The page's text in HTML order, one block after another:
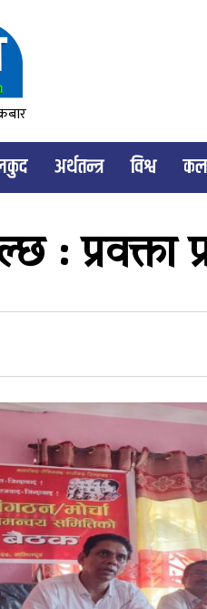
अर्थतन्त्र विश्व
प्रवक्ता